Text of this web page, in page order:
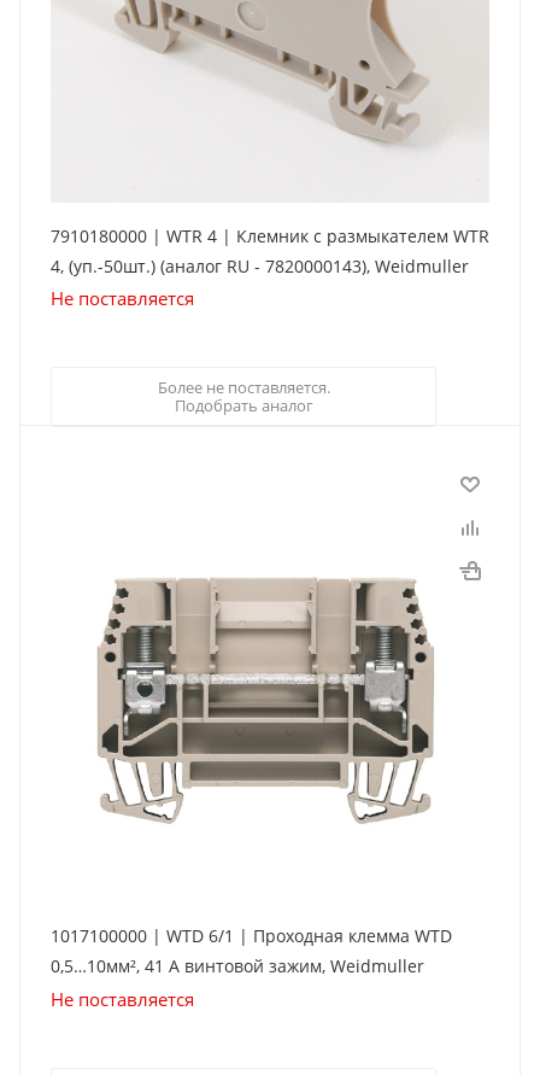
7910180000 | WTR 4 | Клемник с размыкателем WTR
4, (уп.-50шт.) (аналог RU - 7820000143), Weidmuller
Не поставляется
Более не поставляется.
Подобрать аналог
1017100000 | WTD 6/1 | Проходная клемма WTD
0,5…10мм², 41 А винтовой зажим, Weidmuller
Не поставляется